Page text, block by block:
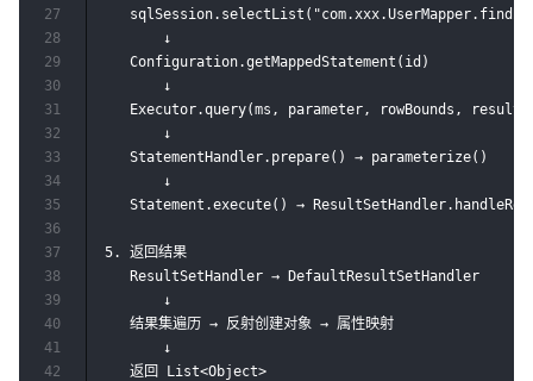
       ↓
   Configuration.getMappedStatement(id)
       ↓
Executor.query(ms, parameter, rowBounds,
       ↓
   StatementHandler.prepare() → parameterize()
       ↓
Statement.execute() →
5. 返回结果
   ResultSetHandler → DefaultResultSetHandler
       ↓
   结果集遍历 → 反射创建对象 → 属性映射
       ↓
27
28
29
30
31
32
33
34
35
36
37
38
39
40
41
42